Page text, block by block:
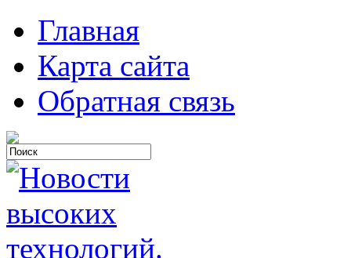
Главная
Карта сайта
Обратная связь